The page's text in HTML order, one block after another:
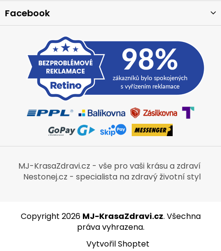
Facebook
MJ-KrasaZdravi.cz - vše pro vaši krásu a zdraví
Nestonej.cz - specialista na zdravý životní styl
Vytvořil Shoptet
Copyright 2026 MJ-KrasaZdravi.cz. Všechna
práva vyhrazena.